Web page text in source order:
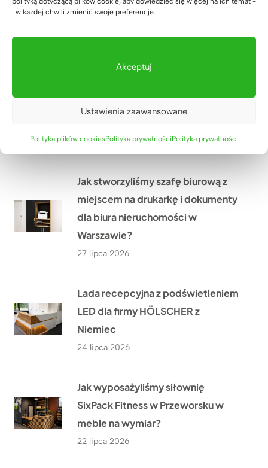
i w każdej chwili zmienić swoje preferencje.
Akceptuj
Ustawienia zaawansowane
Polityka plików cookiesPolityka prywatnościPolityka prywatności
Academy w Biłgoraju – przestrzeń,
Adwokackiej Adwokat Marty
28 lipca 2026
Jak stworzyliśmy szafę biurową z
miejscem na drukarkę i dokumenty
dla biura nieruchomości w
Warszawie?
27 lipca 2026
Lada recepcyjna z podświetleniem
LED dla firmy HÖLSCHER z
Niemiec
24 lipca 2026
Jak wyposażyliśmy siłownię
SixPack Fitness w Przeworsku w
meble na wymiar?
22 lipca 2026